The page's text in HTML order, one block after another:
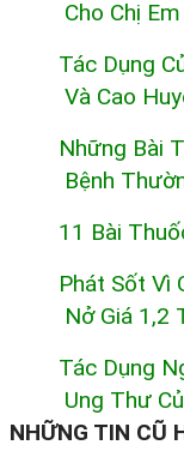
Cho Chị
Tác Dụng
Và Cao
Những Bài
Bệnh
11 Bài
Phát Sốt Vì
Nở Giá 1,2
Tác Dụng
Ung Thư
NHỮNG TIN CŨ